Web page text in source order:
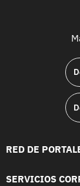
RED DE
SERVICIOS